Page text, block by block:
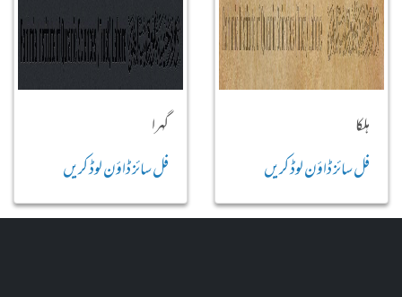
ہلکا
فل سائز ڈاؤن لوڈ کریں
گہرا
فل سائز ڈاؤن لوڈ کریں